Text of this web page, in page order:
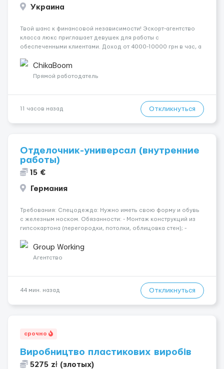
Украина
Твой шанс к финансовой независимости! Эскорт-агентство
класса люкс приглашает девушек для работы с
обеспеченными клиентами. Доход от 4000-10000 грн в час, а
всегда остаются у тебя. Предоставляем хорошие
Апартаменты , безопасность и ...
ChikaBoom
Прямой работодатель
11 часов назад Откликнуться
Отделочник-универсал (внутренние
работы)
15 €
Германия
Требования: Спецодежда: Нужно иметь свою форму и обувь
с железным носком. Обязанности: - Монтаж конструкций из
гипсокартона (перегородки, потолки, облицовка стен); -
малярных работ (шпатлевка, грунтовка, покраска); -
Штукатурные работы ...
Group Working
Агентство
44 мин. назад Откликнуться
срочно
Виробництво пластикових виробів
5275 zł (злотых)